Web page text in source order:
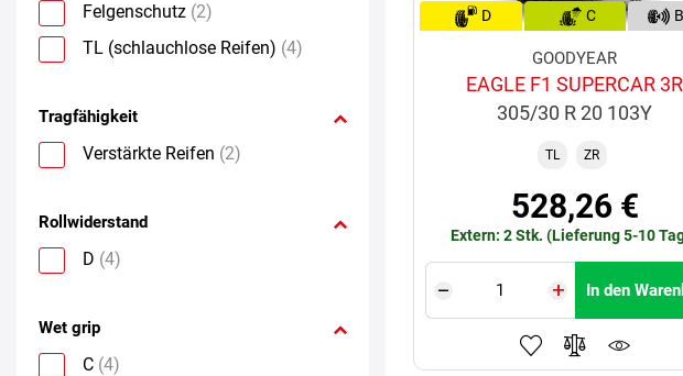
Felgenschutz (2)
TL (schlauchlose Reifen) (4)
Tragfähigkeit
Verstärkte Reifen (2)
Rollwiderstand
D (4)
Wet grip
C (4)
D C
GOODYEAR
EAGLE F1 SUPERCAR 3R
305/30 R 20 103Y
TL ZR
528,26 €
Extern: 2 Stk. (Lieferung 5-10
In den